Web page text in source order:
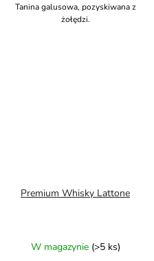
Tanina galusowa, pozyskiwana z
żołędzi.
Premium Whisky Lattone
W magazynie (>5 ks)